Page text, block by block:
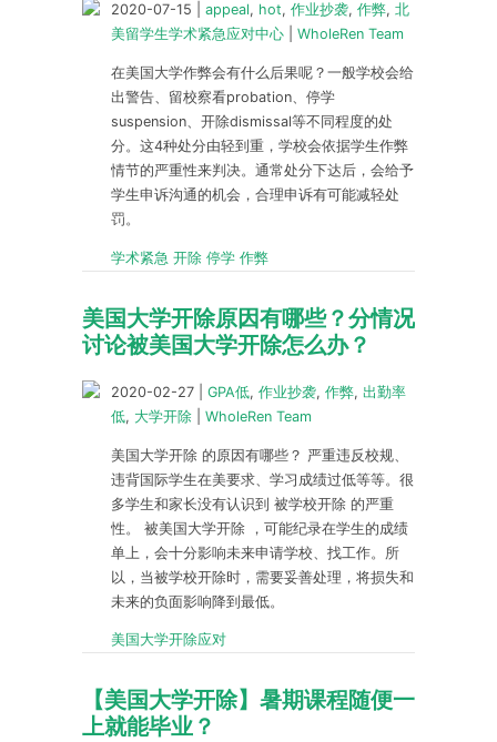
2020-07-15 appeal, hot, 作业抄袭, 作弊, 北
美留学生学术紧急应对中心
WholeRen Team
在美国大学作弊会有什么后果呢？一般学校会给
出警告、留校察看probation、停学
suspension、开除dismissal等不同程度的处
分。这4种处分由轻到重，学校会依据学生作弊
情节的严重性来判决。通常处分下达后，会给予
学生申诉沟通的机会，合理申诉有可能减轻处
罚。
学术紧急 开除 停学 作弊
美国大学开除原因有哪些？分情况
讨论被美国大学开除怎么办？
2020-02-27 GPA低, 作业抄袭, 作弊, 出勤率
低, 大学开除 WholeRen Team
美国大学开除 的原因有哪些？ 严重违反校规、
违背国际学生在美要求、学习成绩过低等等。很
多学生和家长没有认识到 被学校开除 的严重
性。 被美国大学开除 ，可能纪录在学生的成绩
单上，会十分影响未来申请学校、找工作。所
以，当被学校开除时，需要妥善处理，将损失和
未来的负面影响降到最低。
美国大学开除应对
【美国大学开除】暑期课程随便一
上就能毕业？